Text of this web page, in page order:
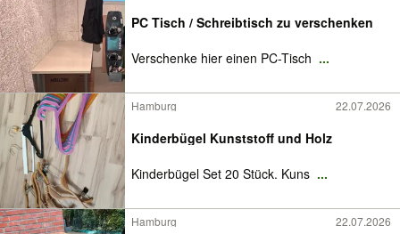
PC Tisch / Schreibtisch zu verschenken
Verschenke hier einen PC-Tisch ...
Hamburg 22.07.2026
Kinderbügel Kunststoff und Holz
Kinderbügel Set 20 Stück. Kuns ...
Hamburg 22.07.2026